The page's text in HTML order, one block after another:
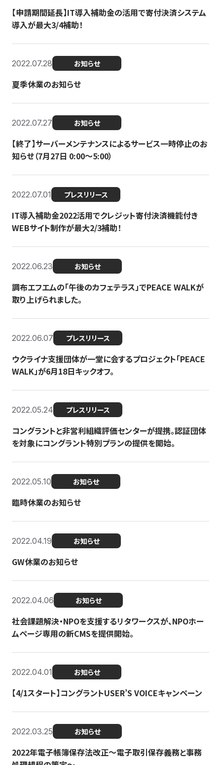
【申請期間延長】IT導入補助金の活用で寄付決済システム
導入が最大3/4補助！
2022.07.28 お知らせ
夏季休業のお知らせ
2022.07.27 お知らせ
【終了】サーバーメンテナンスによるサービス一時停止のお
知らせ（7月27日 0:00〜5:00）
2022.07.01 プレスリリース
IT導入補助金2022活用でクレジット寄付決済機能付き
WEBサイト制作が最大2/3補助！
2022.06.23 お知らせ
調布エフエムの「午後のカフェテラス」でPEACE WALKが
取り上げられました。
2022.06.07 プレスリリース
ウクライナ支援団体が一堂に会するプロジェクト「PEACE
WALK」が6月18日キックオフ。
2022.05.24 プレスリリース
コングラントと非営利組織評価センターが提携。認証団体
を対象にコングラント特別プランの提供を開始。
2022.05.10 お知らせ
臨時休業のお知らせ
2022.04.19 お知らせ
GW休業のお知らせ
2022.04.06 お知らせ
社会課題解決・NPOを支援するリタワークスが、NPOホー
ムページ専用の新CMSを提供開始。
2022.04.01 お知らせ
【4/1スタート】コングラントUSER’S VOICEキャンペーン
2022.03.25 お知らせ
2022年電子帳簿保存法改正～電子取引保存義務と事務